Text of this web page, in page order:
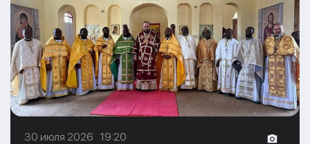
30 июля 2026 19:20